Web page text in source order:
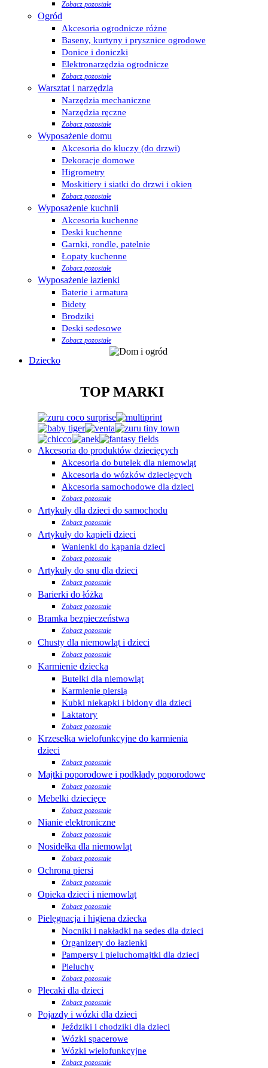
Zobacz pozostałe
Ogród
Akcesoria ogrodnicze różne
Baseny, kurtyny i prysznice ogrodowe
Donice i doniczki
Elektronarzędzia ogrodnicze
Zobacz pozostałe
Warsztat i narzędzia
Narzędzia mechaniczne
Narzędzia ręczne
Zobacz pozostałe
Wyposażenie domu
Akcesoria do kluczy (do drzwi)
Dekoracje domowe
Higrometry
Moskitiery i siatki do drzwi i okien
Zobacz pozostałe
Wyposażenie kuchnii
Akcesoria kuchenne
Deski kuchenne
Garnki, rondle, patelnie
Łopaty kuchenne
Zobacz pozostałe
Wyposażenie łazienki
Baterie i armatura
Bidety
Brodziki
Deski sedesowe
Zobacz pozostałe
Dziecko
TOP MARKI
Akcesoria do produktów dziecięcych
Akcesoria do butelek dla niemowląt
Akcesoria do wózków dziecięcych
Akcesoria samochodowe dla dzieci
Zobacz pozostałe
Artykuły dla dzieci do samochodu
Zobacz pozostałe
Artykuły do kąpieli dzieci
Wanienki do kąpania dzieci
Zobacz pozostałe
Artykuły do snu dla dzieci
Zobacz pozostałe
Barierki do łóżka
Zobacz pozostałe
Bramka bezpieczeństwa
Zobacz pozostałe
Chusty dla niemowląt i dzieci
Zobacz pozostałe
Karmienie dziecka
Butelki dla niemowląt
Karmienie piersią
Kubki niekapki i bidony dla dzieci
Laktatory
Zobacz pozostałe
Krzesełka wielofunkcyjne do karmienia
dzieci
Zobacz pozostałe
Majtki poporodowe i podkłady poporodowe
Zobacz pozostałe
Mebelki dziecięce
Zobacz pozostałe
Nianie elektroniczne
Zobacz pozostałe
Nosidełka dla niemowląt
Zobacz pozostałe
Ochrona piersi
Zobacz pozostałe
Opieka dzieci i niemowląt
Zobacz pozostałe
Pielęgnacja i higiena dziecka
Nocniki i nakładki na sedes dla dzieci
Organizery do łazienki
Pampersy i pieluchomajtki dla dzieci
Pieluchy
Zobacz pozostałe
Plecaki dla dzieci
Zobacz pozostałe
Pojazdy i wózki dla dzieci
Jeździki i chodziki dla dzieci
Wózki spacerowe
Wózki wielofunkcyjne
Zobacz pozostałe